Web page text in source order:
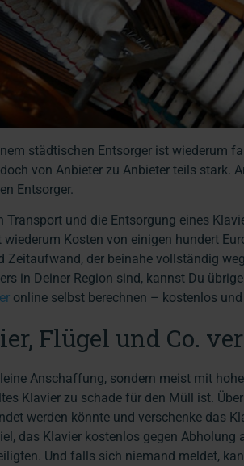
städtischen Entsorger ist wiederum
von Anbieter zu Anbieter teils stark.
Entsorger.
Transport und die Entsorgung eines
wiederum Kosten von einigen hundert
Zeitaufwand, der beinahe vollständig
in Deiner Region sind, kannst Du
online selbst berechnen – kostenlos
Flügel und Co.
Anschaffung, sondern meist mit
Klavier zu schade für den Müll ist.
werden könnte und verschenke das
das Klavier kostenlos gegen Abholung
Und falls sich niemand meldet,